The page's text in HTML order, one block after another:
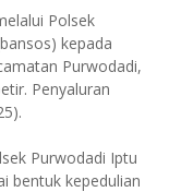
Polsek
kepada
Purwodadi,
Penyaluran
Purwodadi Iptu
bentuk kepedulian